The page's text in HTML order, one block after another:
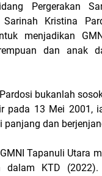
Pergerakan
Kristina
menjadikan
dan anak
bukanlah
pada 13 Mei 2001,
panjang dan
Tapanuli Utara
dalam KTD (2022).